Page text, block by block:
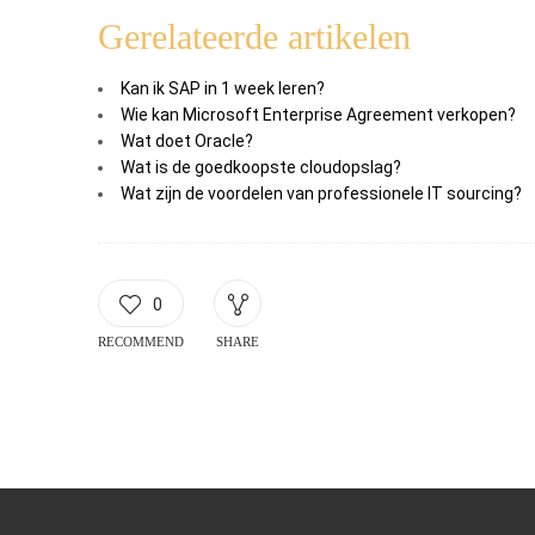
Gerelateerde artikelen
Kan ik SAP in 1 week leren?
Wie kan Microsoft Enterprise Agreement verkopen?
Wat doet Oracle?
Wat is de goedkoopste cloudopslag?
Wat zijn de voordelen van professionele IT sourcing?
0
RECOMMEND SHARE